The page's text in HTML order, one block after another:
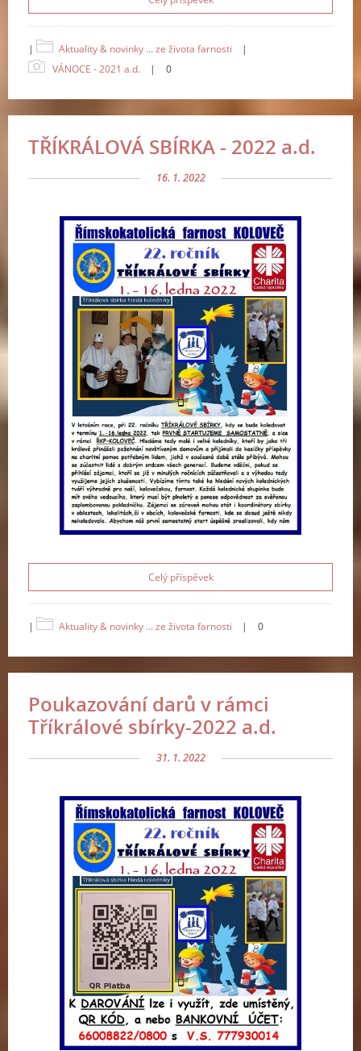
| Aktuality & novinky ... ze života farnosti
|
VÁNOCE - 2021 a.d.
| 0
TŘÍKRÁLOVÁ SBÍRKA - 2022 a.d.
16. 1. 2022
Celý příspěvek
| Aktuality & novinky ... ze života farnosti | 0
Poukazování darů v rámci
Tříkrálové sbírky-2022 a.d.
31. 1. 2022